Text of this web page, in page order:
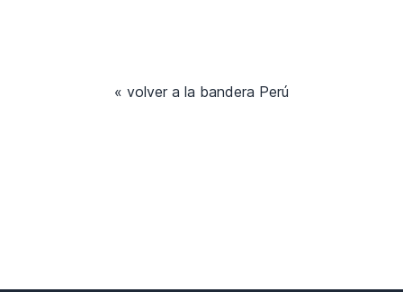
« volver a la bandera Perú